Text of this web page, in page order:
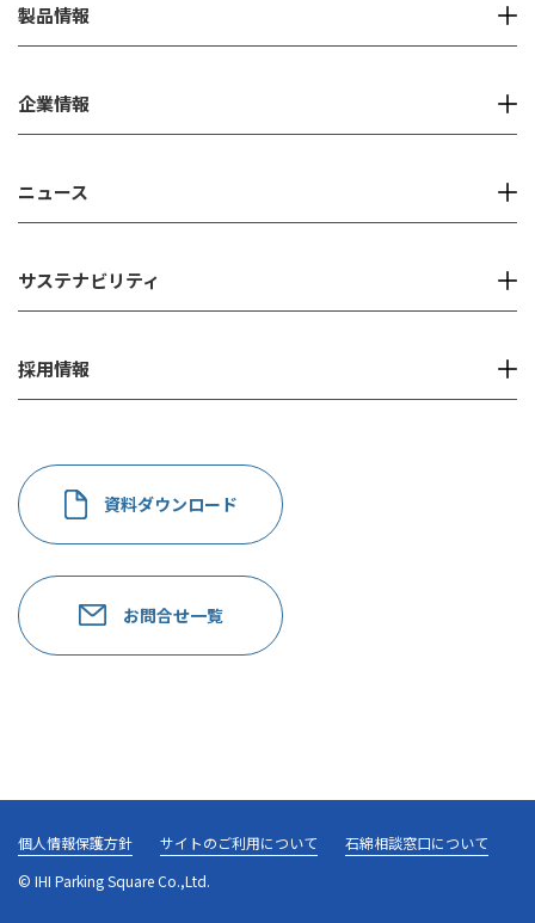
製品情報
企業情報
ニュース
サステナビリティ
採用情報
資料ダウンロード
お問合せ一覧
個人情報保護方針 サイトのご利用について
石綿相談窓口について
© IHI Parking Square Co.,Ltd.